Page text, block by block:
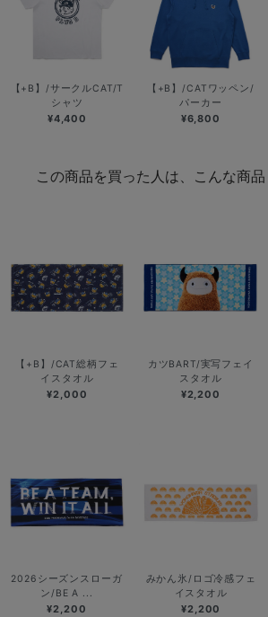
【+B】/サークルCAT/T
シャツ
¥4,400
【+B】/CATワッペン/
パーカー
¥6,800
この商品を買った人は、こんな商
【+B】/CAT総柄フェ
イスタオル
¥2,000
カツBART/実写フェイ
スタオル
¥2,200
2026シーズンスローガ
ン/BE A ...
¥2,200
みかん氷/ロゴ冷感フェ
イスタオル
¥2,200